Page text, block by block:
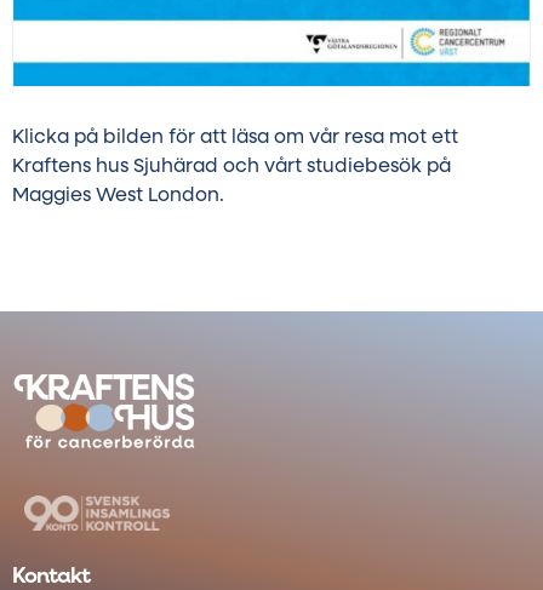
Klicka på bilden för att läsa om vår resa mot ett
Kraftens hus Sjuhärad och vårt studiebesök på
Maggies West London.
Kontakt